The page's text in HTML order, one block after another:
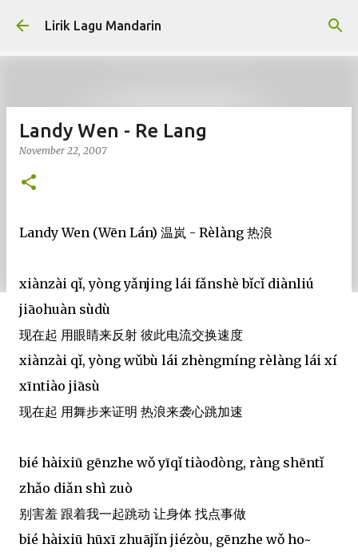
Skip to main content
Lirik Lagu Mandarin
Landy Wen - Re Lang
November 22, 2007
Landy Wen (Wēn Lán) 温岚 - Rèlàng 热浪
xiànzài qǐ, yòng yǎnjing lái fǎnshè bǐcǐ diànliú
jiāohuàn sùdù
现在起 用眼睛来反射 彼此电流交换速度
xiànzài qǐ, yòng wǔbù lái zhèngmíng rèlàng lái xí
xīntiào jiāsù
现在起 用舞步来证明 热浪来袭心跳加速
bié hàixiū gēnzhe wǒ yīqǐ tiàodòng, ràng shēntǐ
zhǎo diǎn shì zuò
别害羞 跟着我一起跳动 让身体 找点事做
bié hàixiū hūxī zhuājǐn jiézòu, gēnzhe wǒ ho~